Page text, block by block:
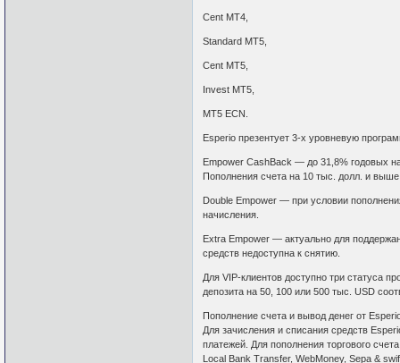
Cent MT4,
Standard MT5,
Cent MT5,
Invest MT5,
MT5 ECN.
Esperio презентует 3-х уровневую
Empower CashBack — до 31,8% годовых
Пополнения счета на 10 тыс. долл. и
Double Empower — при условии
начисления.
Extra Empower — актуально для
средств недоступна к снятию.
Для VIP-клиентов доступно три статуса
депозита на 50, 100 или 500 тыс. USD
Пополнение счета и вывод денег от
Для зачисления и списания средств
платежей. Для пополнения торгового
Local Bank Transfer, WebMoney, Sepa &